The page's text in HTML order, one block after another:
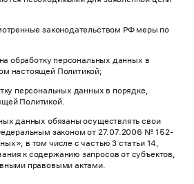
законодательством РФ меры по
обработку персональных данных в
настоящей Политикой;
персональных данных в порядке,
Политикой.
данных обязаны осуществлять свои
законом от 27.07.2006 № 152-
в том числе с частью 3 статьи 14,
к содержанию запросов от субъектов,
правовыми актами.